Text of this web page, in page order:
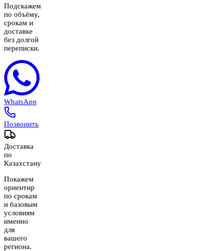
Подскажем
по объёму,
срокам и
доставке
без долгой
переписки.
WhatsApp
Позвонить
Доставка
по
Казахстану
Покажем
ориентир
по срокам
и базовым
условиям
именно
для
вашего
региона.